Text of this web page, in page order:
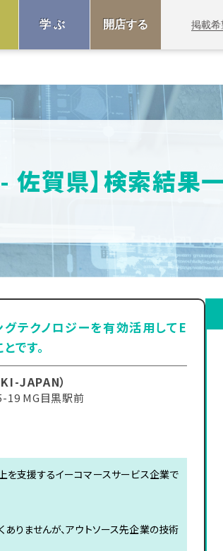
学ぶ 開店する 掲載希
佐賀県】検索結果
テクノロジーを有効活用してE
です。
JAPAN）
19 MG目黒駅前
を支援するイーコマースサービス企業で
りませんが、アウトソース先企業の技術